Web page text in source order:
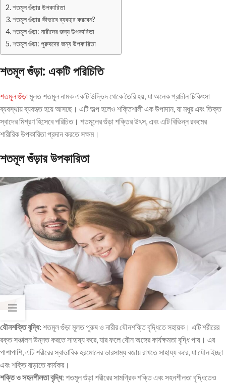
শতমূল গুঁড়ার উপকারিতা
শতমূল গুঁড়ার কীভাবে ব্যবহার করবেন?
শতমূল গুঁড়া: নারীদের জন্য উপকারিতা
শতমূল গুঁড়া: পুরুষদের জন্য উপকারিতা
শতমূল গুঁড়া: একটি পরিচিতি
শতমূল গুঁড়ামূলত শতমূল নামক একটি উদ্ভিদ থেকে তৈরি হয়, যা অনেক প্রাচীন চিকিৎসা
ব্যবস্থায় ব্যবহৃত হয়ে আসছে। এটি অল্প হলেও শক্তিশালী এক উপাদান, যা মধুর এবং তিক্ত
স্বাদের মিশ্রণ হিসেবে পরিচিত। শতমূলের গুঁড়া শক্তির উৎস, এবং এটি বিভিন্ন রকমের
শারীরিক উপকারিতা প্রদান করতে সক্ষম।
শতমূল গুঁড়ার উপকারিতা
যৌনশক্তি বৃদ্ধি:শতমূল গুঁড়া মূলত পুরুষ ও নারীর যৌনশক্তি বৃদ্ধিতে সহায়ক। এটি শরীরের
রক্ত সঞ্চালন উন্নত করতে সাহায্য করে, যার ফলে যৌন অঙ্গের কার্যক্ষমতা বৃদ্ধি পায়। এর
পাশাপাশি, এটি শরীরের স্বাভাবিক হরমোনের ভারসাম্য বজায় রাখতে সাহায্য করে, যা যৌন ইচ্ছা
এবং শক্তি বাড়াতে কার্যকর।
শক্তি ও সহনশীলতা বৃদ্ধি:শতমূল গুঁড়া শরীরের সামগ্রিক শক্তি এবং সহনশীলতা বৃদ্ধিতেও